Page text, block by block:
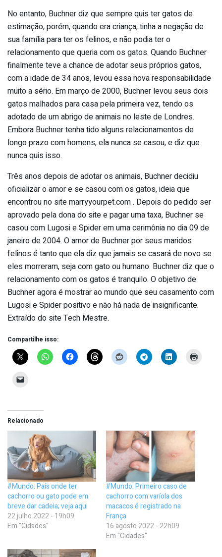
No entanto, Buchner diz que sempre quis ter gatos de
estimação, porém, quando era criança, tinha a negação de
sua família para ter os felinos, e não podia ter o
relacionamento que queria com os gatos. Quando Buchner
finalmente teve a chance de adotar seus próprios gatos,
com a idade de 34 anos, levou essa nova responsabilidade
muito a sério. Em março de 2000, Buchner levou seus dois
gatos malhados para casa pela primeira vez, tendo os
adotado de um abrigo de animais no leste de Londres.
Embora Buchner tenha tido alguns relacionamentos de
longo prazo com homens, ela nunca se casou, e diz que
nunca quis isso.
Três anos depois de adotar os animais, Buchner decidiu
oficializar o amor e se casou com os gatos, ideia que
encontrou no site marryyourpet.com . Depois do pedido ser
aprovado pela dona do site e pagar uma taxa, Buchner se
casou com Lugosi e Spider em uma cerimônia no dia 09 de
janeiro de 2004. O amor de Buchner por seus maridos
felinos é tanto que ela diz que jamais se casará de novo se
eles morreram, seja com gato ou humano. Buchner diz que o
relacionamento com os gatos é tranquilo. O objetivo de
Buchner agora é mostrar ao mundo que seu casamento com
Lugosi e Spider positivo e não há nada de insignificante.
Extraído do site Tech Mestre.
Compartilhe isso:
Relacionado
#Mundo: País onde ter
cachorro ou gato pode em
breve dar cadeia; veja aqui
22 julho 2022 - 19h09
Em "Cidades"
#Mundo: Primeiro caso de
cachorro com varíola dos
macacos é registrado na
França
16 agosto 2022 - 22h09
Em "Cidades"